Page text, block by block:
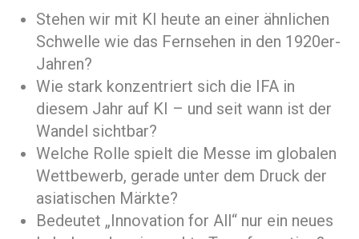
Stehen wir mit KI heute an einer ähnlichen
Schwelle wie das Fernsehen in den 1920er-
Jahren?
Wie stark konzentriert sich die IFA in
diesem Jahr auf KI – und seit wann ist der
Wandel sichtbar?
Welche Rolle spielt die Messe im globalen
Wettbewerb, gerade unter dem Druck der
asiatischen Märkte?
Bedeutet „Innovation for All“ nur ein neues